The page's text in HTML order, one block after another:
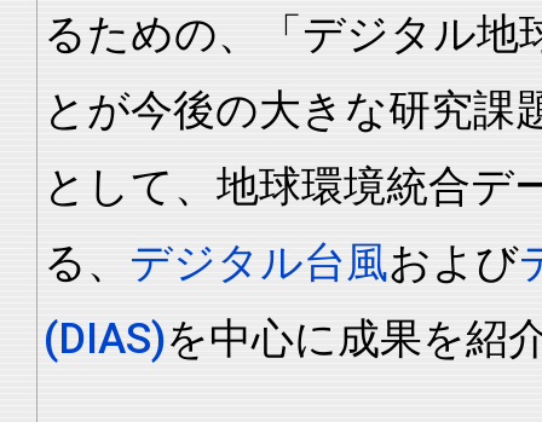
るための、「デジタル地
とが今後の大きな研究課
として、地球環境統合
る、 デジタル台風および
(DIAS)を中心に成果を紹